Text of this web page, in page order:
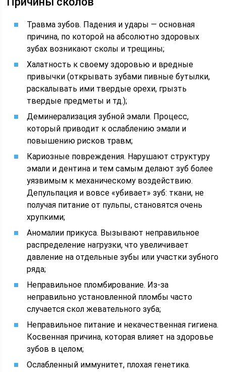
Травма зубов. Падения и удары — основная
причина, по которой на абсолютно здоровых
зубах возникают сколы и трещины;
Халатность к своему здоровью и вредные
привычки (открывать зубами пивные бутылки,
раскалывать ими твердые орехи, грызть
твердые предметы и тд.);
Деминерализация зубной эмали. Процесс,
который приводит к ослаблению эмали и
повышению рисков травм;
Кариозные повреждения. Нарушают структуру
эмали и дентина и тем самым делают зуб более
уязвимым к механическому воздействию.
Депульпация и вовсе «убивает» зуб: ткани, не
получая питание от пульпы, становятся очень
хрупкими;
Аномалии прикуса. Вызывают неправильное
распределение нагрузки, что увеличивает
давление на отдельные зубы или участки зубного
ряда;
Неправильное пломбирование. Из-за
неправильно установленной пломбы часто
случается скол жевательного зуба;
Неправильное питание и некачественная гигиена.
Косвенная причина, которая влияет на здоровье
зубов в целом;
Ослабленный иммунитет, плохая генетика.